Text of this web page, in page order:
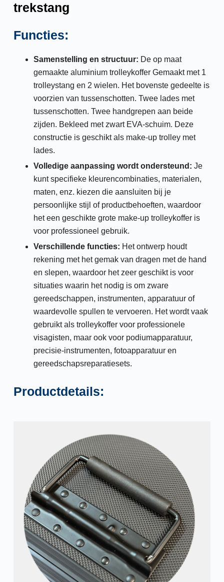
trekstang
Functies:
Samenstelling en structuur: De op maat
gemaakte aluminium trolleykoffer Gemaakt met 1
trolleystang en 2 wielen. Het bovenste gedeelte is
voorzien van tussenschotten. Twee lades met
tussenschotten. Twee handgrepen aan beide
zijden. Bekleed met zwart EVA-schuim. Deze
constructie is geschikt als make-up trolley met
lades.
Volledige aanpassing wordt ondersteund: Je
kunt specifieke kleurencombinaties, materialen,
maten, enz. kiezen die aansluiten bij je
persoonlijke stijl of productbehoeften, waardoor
het een geschikte grote make-up trolleykoffer is
voor professioneel gebruik.
Verschillende functies: Het ontwerp houdt
rekening met het gemak van dragen met de hand
en slepen, waardoor het zeer geschikt is voor
situaties waarin het nodig is om zware
gereedschappen, instrumenten, apparatuur of
waardevolle spullen te vervoeren. Het wordt vaak
gebruikt als trolleykoffer voor professionele
visagisten, maar ook voor podiumapparatuur,
precisie-instrumenten, fotoapparatuur en
gereedschapsreparatiesets.
Productdetails: